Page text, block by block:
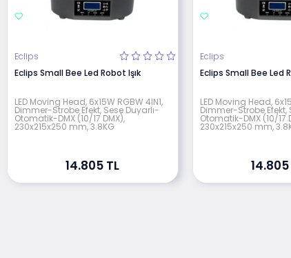
Eclips
Eclips Small Bee Led Robot Işık
LED Moving Head, 6x15W RGBW 4IN1,
Dimmer-Strobe Efekt, Sese Duyarlı-
Otomatik-DMX (10/17 DMX),
230x215x250 mm, 3.8KG
14.805 TL
Eclips
Eclips Small Bee Led
LED Moving Head,
Dimmer-Strobe Efekt,
Otomatik-DMX (10/17
230x215x250 mm,
14.805